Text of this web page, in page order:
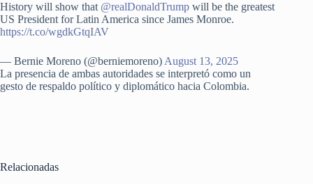
History will show that @realDonaldTrump will be the greatest
US President for Latin America since James Monroe.
https://t.co/wgdkGtqIAV
— Bernie Moreno (@berniemoreno) August 13, 2025
La presencia de ambas autoridades se interpretó como un
gesto de respaldo político y diplomático hacia Colombia.
Relacionadas